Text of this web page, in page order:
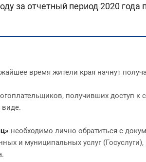
за отчетный период 2020
время жители края начнут
получивших доступ к
необходимо лично обратиться с
и муниципальных услуг